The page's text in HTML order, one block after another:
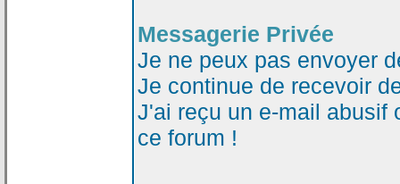
Messagerie Privée
Je ne peux pas envoyer
Je continue de recevoir
J'ai reçu un e-mail abusif
ce forum !